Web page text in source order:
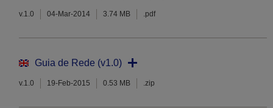
v.1.0 04-Mar-2014 3.74 MB .pdf
Guia de Rede (v1.0)
v.1.0 19-Feb-2015 0.53 MB .zip